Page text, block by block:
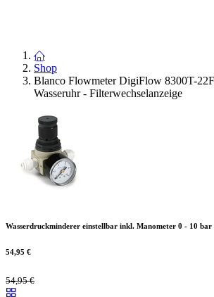
Shop
Blanco Flowmeter DigiFlow 8300T-
Wasseruhr - Filterwechselanzeige
Wasserdruckminderer einstellbar inkl. Manometer 0 - 10 bar
54,95 €
54,95€